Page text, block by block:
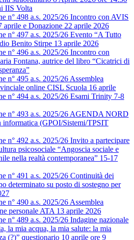
IIS Volta
n° 498 a.s. 2025/26 Incontro con AVIS
aprile e Donazione 22 aprile 2026
n° 497 a.s. 2025/26 Evento “A Tutto
Benito Stirpe 13 aprile 2026
n° 496 a.s. 2025/26 Incontro con
Fontana, autrice del libro “Cicatrici di
n° 495 a.s. 2025/26 Assemblea
online CISL Scuola 16 aprile
n° 494 a.s. 2025/26 Esami Trinity 7-8
n° 493 a.s. 2025/26 AGENDA NORD
informatica (GPOI/Sistemi/TPSIT
n° 492 a.s. 2025/26 Invito a partecipare
psicosociale “Angoscia sociale e
nella realtà contemporanea” 15-17
n° 491 a.s. 2025/26 Continuità dei
determinato su posto di sostegno per
n° 490 a.s. 2025/26 Assemblea
personale ATA 13 aprile 2026
n° 489 a.s. 2025/26 Indagine nazionale
la mia acqua, la mia salute: la mia
(?)” questionario 10 aprile ore 9